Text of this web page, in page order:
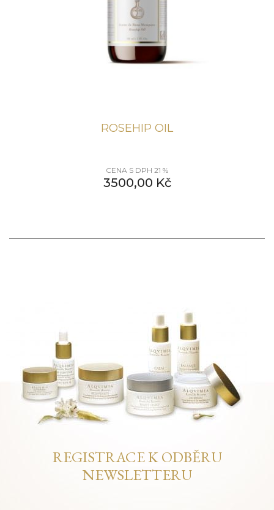
ROSEHIP OIL
CENA S DPH 21 %
3500,00 Kč
REGISTRACE K ODBĚRU
NEWSLETTERU